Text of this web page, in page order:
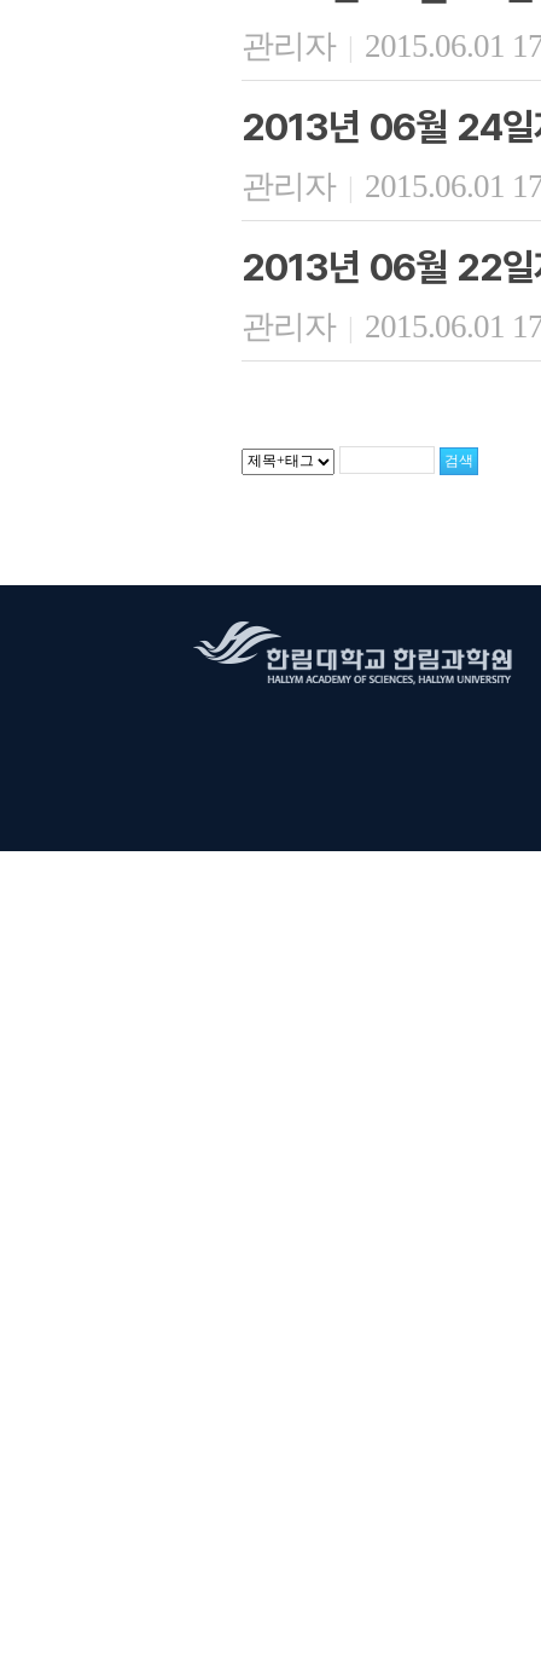
관리자 | 2015.06.01
2013년 06월 24일
관리자 | 2015.06.01
2013년 06월 22일
관리자 | 2015.06.01